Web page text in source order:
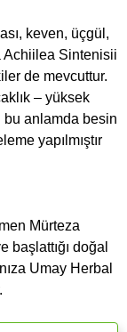
keven, üçgül,
Achiilea Sintenisii
de mevcuttur.
– yüksek
anlamda besin
yapılmıştır
Mürteza
başlattığı doğal
Umay Herbal